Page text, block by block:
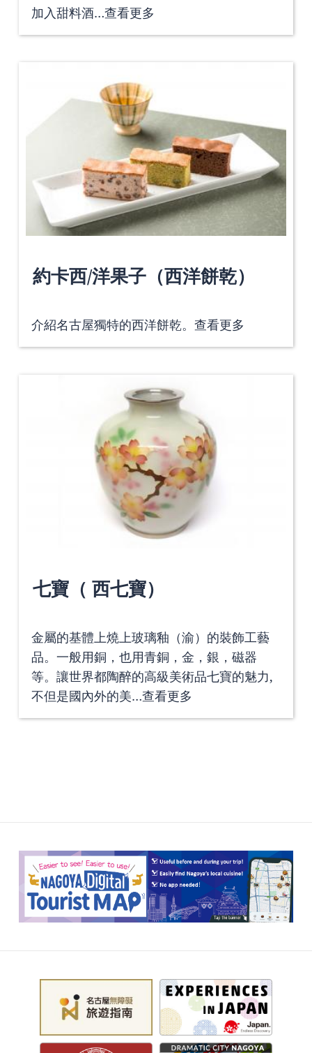
加入甜料酒…查看更多
約卡西/洋果子（西洋餅乾）
介紹名古屋獨特的西洋餅乾。 查看更多
七寶（ 西七寶）
金屬的基體上燒上玻璃釉（渝）的裝飾工藝
品。一般用銅，也用青銅，金，銀，磁器
等。讓世界都陶醉的高級美術品七寶的魅力,
不但是國內外的美…查看更多